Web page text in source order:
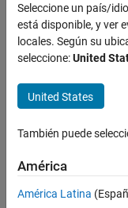
FPGA, ASIC, and SoC
Seleccione un país/
está disponible, y ver
locales. Según su
seleccione:United
United States
También puede
América
América Latina